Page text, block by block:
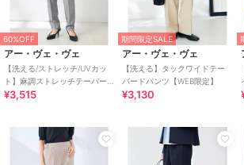
60%OFF
アー・ヴェ・ヴェ
【洗える/ストレッチ/UVカッ
ト】麻調ストレッチテーパー
ドパンツ
¥3,515
期間限定SALE
アー・ヴェ・ヴェ
【洗える】タックワイドテー
パードパンツ【WEB限定】
¥3,130